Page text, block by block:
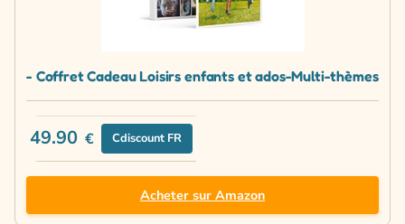
- Coffret Cadeau Loisirs enfants et ados-Multi-thèmes
49.90 € Cdiscount FR
Acheter sur Amazon